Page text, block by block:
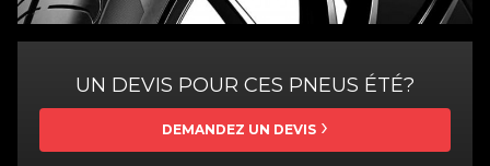
UN DEVIS POUR CES PNEUS ÉTÉ?
DEMANDEZ UN DEVIS